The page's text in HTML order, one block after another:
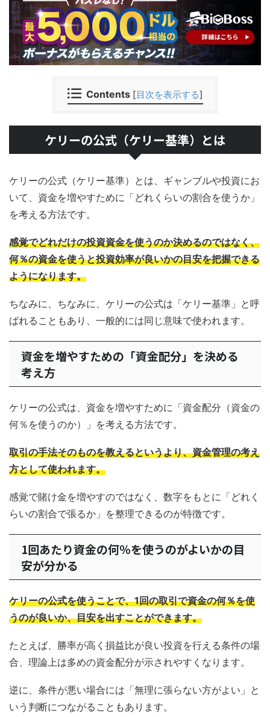
Contents [目次を表示する]
ケリーの公式（ケリー基準）とは
ケリーの公式（ケリー基準）とは、ギャンブルや投資にお
いて、資金を増やすために「どれくらいの割合を使うか」
を考える方法です。
感覚でどれだけの投資資金を使うのか決めるのではなく、
何％の資金を使うと投資効率が良いかの目安を把握できる
ようになります。
ちなみに、ちなみに、ケリーの公式は「ケリー基準」と呼
ばれることもあり、一般的には同じ意味で使われます。
資金を増やすための「資金配分」を決める
考え方
ケリーの公式は、資金を増やすために「資金配分（資金の
何％を使うのか）」を考える方法です。
取引の手法そのものを教えるというより、資金管理の考え
方として使われます。
感覚で賭け金を増やすのではなく、数字をもとに「どれく
らいの割合で張るか」を整理できるのが特徴です。
1回あたり資金の何％を使うのがよいかの目
安が分かる
ケリーの公式を使うことで、1回の取引で資金の何％を使
うのが良いか、目安を出すことができます。
たとえば、勝率が高く損益比が良い投資を行える条件の場
合、理論上は多めの資金配分が示されやすくなります。
逆に、条件が悪い場合には「無理に張らない方がよい」と
いう判断につながることもあります。